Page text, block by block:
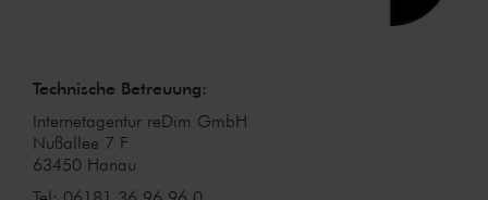
Technische Betreuung:
Internetagentur reDim GmbH
Nußallee 7 F
63450 Hanau